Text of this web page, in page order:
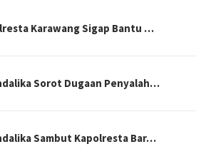
Karawang Sigap Bantu …
Sorot Dugaan Penyalah…
Sambut Kapolresta Bar…